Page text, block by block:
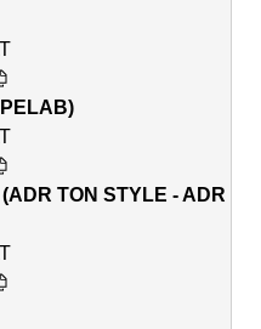
TON STYLE - ADR